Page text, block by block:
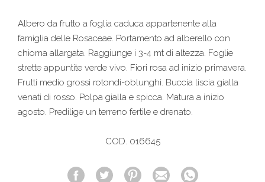
Albero da frutto a foglia caduca appartenente alla
famiglia delle Rosaceae. Portamento ad alberello con
chioma allargata. Raggiunge i 3-4 mt di altezza. Foglie
strette appuntite verde vivo. Fiori rosa ad inizio primavera.
Frutti medio grossi rotondi-oblunghi. Buccia liscia gialla
venati di rosso. Polpa gialla e spicca. Matura a inizio
agosto. Predilige un terreno fertile e drenato.
COD. 016645